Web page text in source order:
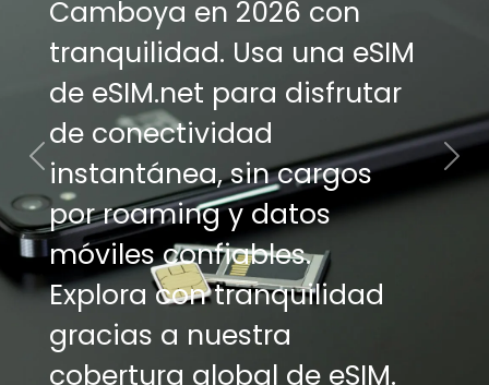
Camboya en 2026 con
tranquilidad. Usa una eSIM
de eSIM.net para disfrutar
de conectividad
instantánea, sin cargos
por roaming y datos
móviles confiables.
Explora con tranquilidad
gracias a nuestra
cobertura global de eSIM.
Camboya en 2026 con
tranquilidad. Usa una eSIM
de eSIM.net para disfrutar
de conectividad
instantánea, sin cargos
por roaming y datos
móviles confiables.
Explora con tranquilidad
gracias a nuestra
cobertura global de eSIM.
Previous Next